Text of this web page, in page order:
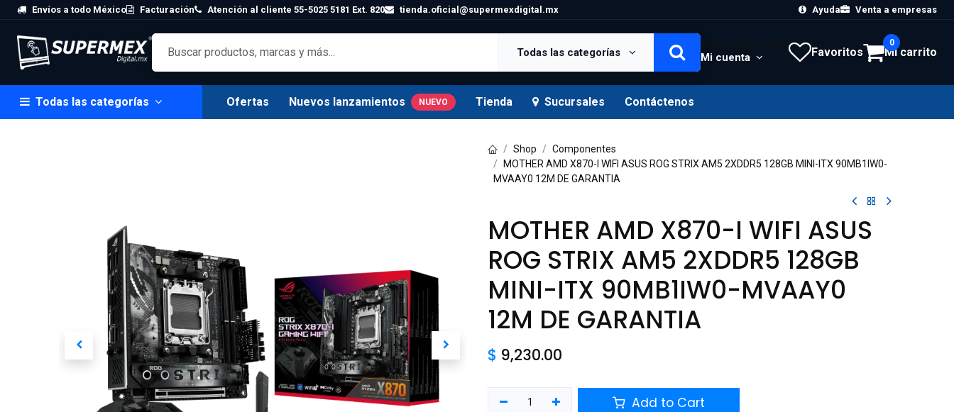
Skip to Content
Envíos a todo México Facturación Atención al cliente 55-5025 5181 Ext. 820 tienda.oficial@supermexdigital.mx Ayuda Venta a empresas
Todas las categorías Mi cuenta Favoritos Mi carrito
0
Todas las categorías Ofertas Nuevos lanzamientos NUEVO Tienda Sucursales Contáctenos
Shop
Componentes
MOTHER AMD X870-I WIFI ASUS ROG STRIX AM5 2XDDR5 128GB MINI-ITX 90MB1IW0-
MVAAY0 12M DE GARANTIA
MOTHER AMD X870-I WIFI ASUS
ROG STRIX AM5 2XDDR5 128GB
MINI-ITX 90MB1IW0-MVAAY0
12M DE GARANTIA
$ 9,230.00
Add to Cart